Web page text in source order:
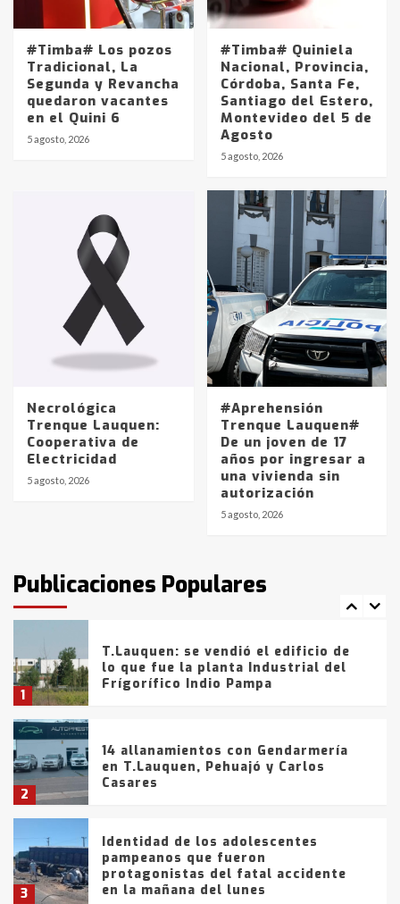
#Timba# Los pozos
Tradicional, La
Segunda y Revancha
quedaron vacantes
en el Quini 6
5 agosto, 2026
#Timba# Quiniela
Nacional, Provincia,
Córdoba, Santa Fe,
Santiago del Estero,
Montevideo del 5 de
Agosto
5 agosto, 2026
Necrológica
Trenque Lauquen:
Cooperativa de
Electricidad
5 agosto, 2026
#Aprehensión
Trenque Lauquen#
De un joven de 17
años por ingresar a
una vivienda sin
autorización
5 agosto, 2026
Publicaciones Populares
Identidad de los adolescentes
pampeanos que fueron
en la mañana del lunes
Accidente en Ruta 5: falleció un
joven de Trenque Lauquen
Los precios de los combustibles en
La Pampa, desde YPF hasta Axion
entre 857 a 1338 pesos
La Bolsa de Cereales de Bahía
Blanca anticipa que Agosto vendrá
con lluvias y heladas, en gran parte
fueron detenidos por
comercialización de drogas en la
tarde del sábado
1
T.Lauquen: se vendió el edificio de
lo que fue la planta Industrial del
Frígorífico Indio Pampa
2
14 allanamientos con Gendarmería
en T.Lauquen, Pehuajó y Carlos
Casares
3
Identidad de los adolescentes
pampeanos que fueron
protagonistas del fatal accidente
en la mañana del lunes